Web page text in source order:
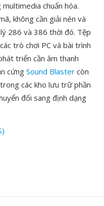
chuẩn hóa.
không cần giải nén và
286 và 386 thời đó. Tệp
trò chơi PC và bài trình
triển cần âm thanh
cứng Sound Blaster còn
các kho lưu trữ phần
đổi sang định dạng